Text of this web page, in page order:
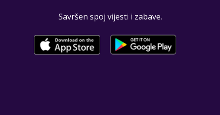
Savršen spoj vijesti i zabave.